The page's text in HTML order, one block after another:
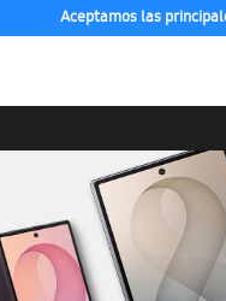
Aceptamos las